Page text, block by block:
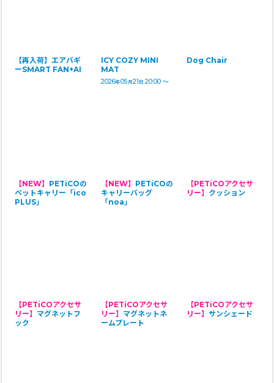
【再入荷】エアバギ
ーSMART FAN+AI
ICY COZY MINI
MAT
2026年05 月21 日 20:00 ～
Dog Chair
【NEW】 PETiCOの
ペットキャリー「ico
PLUS」
【NEW】 PETiCOの
キャリーバッグ
「noa」
【PETiCOアクセサ
リー】 クッション
【PETiCOアクセサ
リー】 マグネットフ
ック
【PETiCOアクセサ
リー】 マグネットネ
ームプレート
【PETiCOアクセサ
リー】サンシェード